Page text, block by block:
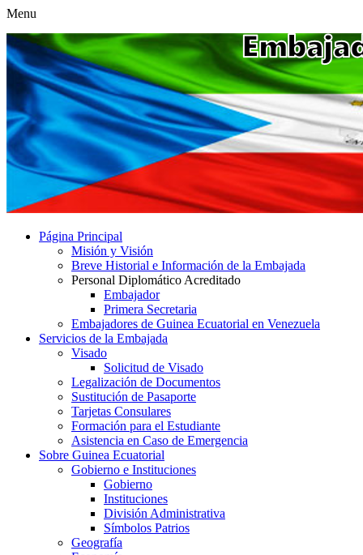
Menu
Página Principal
Misión y Visión
Breve Historial e Información de la Embajada
Personal Diplomático Acreditado
Embajador
Primera Secretaria
Embajadores de Guinea Ecuatorial en Venezuela
Servicios de la Embajada
Visado
Solicitud de Visado
Legalización de Documentos
Sustitución de Pasaporte
Tarjetas Consulares
Formación para el Estudiante
Asistencia en Caso de Emergencia
Sobre Guinea Ecuatorial
Gobierno e Instituciones
Gobierno
Instituciones
División Administrativa
Símbolos Patrios
Geografía